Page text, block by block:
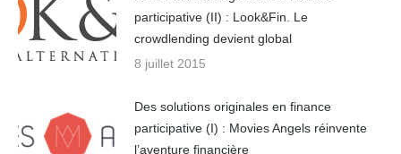
participative (II) : Look&Fin. Le
crowdlending devient global
8 juillet 2015
Des solutions originales en finance
participative (I) : Movies Angels réinvente
l’aventure financière